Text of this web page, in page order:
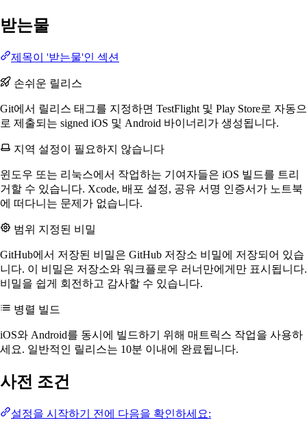
받는물
제목이 '받는물'인 섹션
손쉬운 릴리스
Git에서 릴리스 태그를 지정하면 TestFlight 및 Play Store로 자동으
로 제출되는 signed iOS 및 Android 바이너리가 생성됩니다.
지역 설정이 필요하지 않습니다
윈도우 또는 리눅스에서 작업하는 기여자들은 iOS 빌드를 트리
거할 수 있습니다. Xcode, 배포 설정, 공유 서명 인증서가 노트북
에 떠다니는 문제가 없습니다.
범위 지정된 비밀
GitHub에서 저장된 비밀은 GitHub 저장소 비밀에 저장되어 있습
니다. 이 비밀은 저장소와 워크플로우 러너만에게만 표시됩니다.
비밀을 쉽게 회전하고 감사할 수 있습니다.
병렬 빌드
iOS와 Android를 동시에 빌드하기 위해 매트릭스 작업을 사용하
세요. 일반적인 릴리스는 10분 이내에 완료됩니다.
사전 조건
설정을 시작하기 전에 다음을 확인하세요: